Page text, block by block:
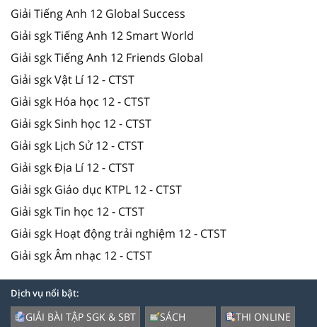
Giải Tiếng Anh 12 Global Success
Giải sgk Tiếng Anh 12 Smart World
Giải sgk Tiếng Anh 12 Friends Global
Giải sgk Vật Lí 12 - CTST
Giải sgk Hóa học 12 - CTST
Giải sgk Sinh học 12 - CTST
Giải sgk Lịch Sử 12 - CTST
Giải sgk Địa Lí 12 - CTST
Giải sgk Giáo dục KTPL 12 - CTST
Giải sgk Tin học 12 - CTST
Giải sgk Hoạt động trải nghiệm 12 - CTST
Giải sgk Âm nhạc 12 - CTST
Dịch vụ nổi bật:
GIẢI BÀI TẬP SGK & SBT
SÁCH
THI ONLINE